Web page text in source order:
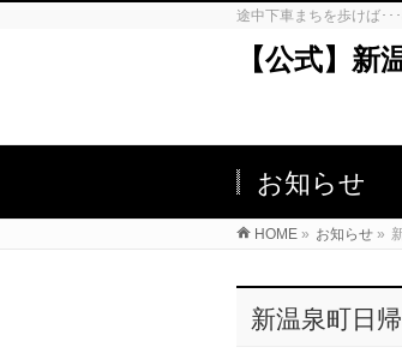
途中下車まちを歩けば･･
【公式】
お知らせ
HOME » お知らせ »
新温泉町日